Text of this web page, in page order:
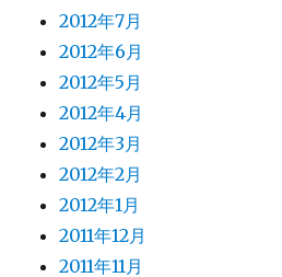
2012年7月
2012年6月
2012年5月
2012年4月
2012年3月
2012年2月
2012年1月
2011年12月
2011年11月